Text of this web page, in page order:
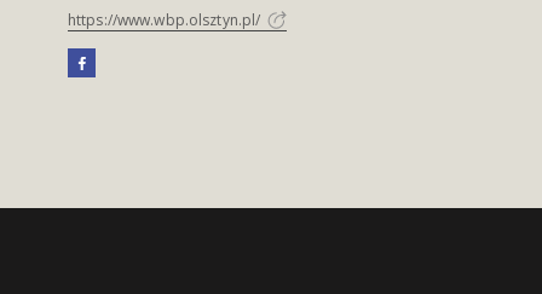
https://www.wbp.olsztyn.pl/